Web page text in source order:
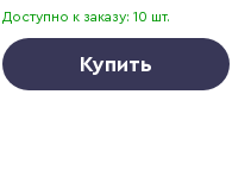
Доступно к заказу: 10 шт.
Купить